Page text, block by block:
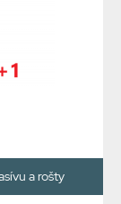
a rošty